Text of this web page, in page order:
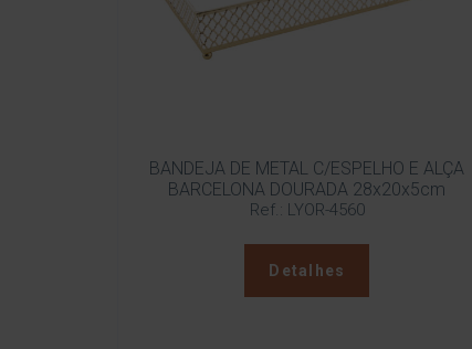
BANDEJA DE METAL C/ESPELHO E ALÇA
BARCELONA DOURADA 28x20x5cm
Ref.: LYOR-4560
Detalhes